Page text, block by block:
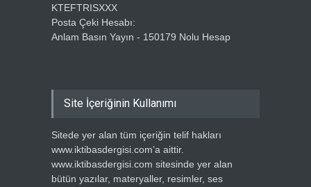
KTEFTRISXXX
Posta Çeki Hesabı:
Anlam Basın Yayın - 150179 Nolu Hesap
Site İçeriğinin Kullanımı
Sitede yer alan tüm içeriğin telif hakları
www.iktibasdergisi.com’a aittir.
www.iktibasdergisi.com sitesinde yer alan
bütün yazılar, materyaller, resimler, ses